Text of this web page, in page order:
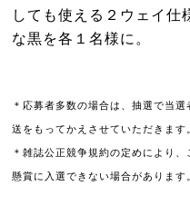
しても使える２ウェイ仕
な黒を各１名様に。
＊応募者多数の場合は、抽選で当
送をもってかえさせていただきます
＊雑誌公正競争規約の定めにより
懸賞に入選できない場合があります